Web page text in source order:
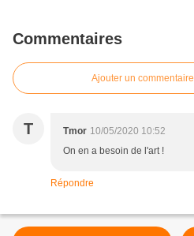
Commentaires
Ajouter un commentaire
T Tmor 10/05/2020 10:52
On en a besoin de l'art !
Répondre